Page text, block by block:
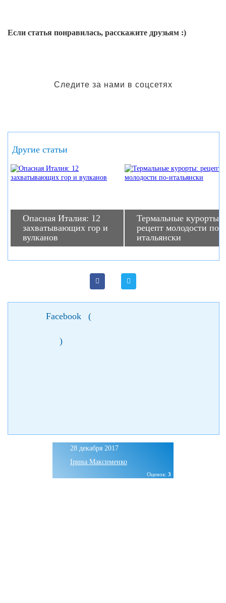
Если статья понравилась, расскажите друзьям :)
Следите за нами в соцсетях
Другие статьи
Опасная Италия: 12
захватывающих гор и
вулканов
Термальные курорты:
рецепт молодости по-
итальянски
Facebook (
)
28 декабря 2017
Ірина Максименко
Оценок: 3